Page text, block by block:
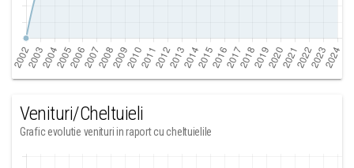
Venituri/Cheltuieli
Grafic evolutie venituri in raport cu cheltuielile